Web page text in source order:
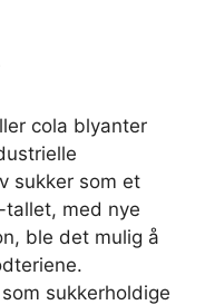
cola blyanter
sukker som et
tallet, med nye
ble det mulig å
sukkerholdige